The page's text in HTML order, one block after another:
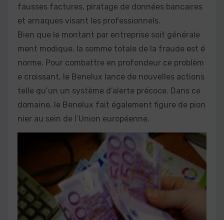
fausses factures, piratage de données bancaires
et arnaques visant les professionnels.
Bien que le montant par entreprise soit générale
ment modique, la somme totale de la fraude est é
norme. Pour combattre en profondeur ce problèm
e croissant, le Benelux lance de nouvelles actions
telle qu’un un système d’alerte précoce. Dans ce
domaine, le Benelux fait également figure de pion
nier au sein de l’Union européenne.